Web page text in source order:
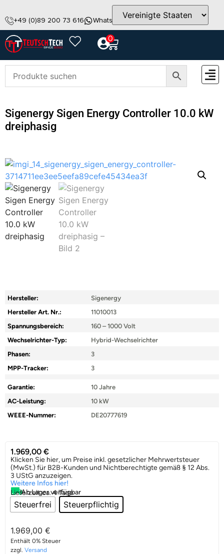
+49 (0)89 200 73 616 WhatsApp info@teutschtech.com
0
Sigenergy Sigen Energy Controller 10.0 kW
dreiphasig
Hersteller:
Sigenergy
Hersteller Art. Nr.:
11010013
Spannungsbereich:
160 – 1000 Volt
Wechselrichter-Typ:
Hybrid-Wechselrichter
Phasen:
3
MPP-Tracker:
3
Garantie:
10 Jahre
AC-Leistung:
10 kW
WEEE-Nummer:
DE20777619
1.969,00 €
Klicken Sie hier, um Preise inkl. gesetzlicher Mehrwertsteuer
(MwSt.) für B2B-Kunden und Nichtberechtigte gemäß § 12 Abs.
3 UStG anzuzeigen.
Weitere Infos hier!
Ab Lager verfügbar
Lieferzeit:ca. 4 Tage
Steuerfrei Steuerpflichtig
1.969,00 €
Enthält 0% Steuer
zzgl. Versand